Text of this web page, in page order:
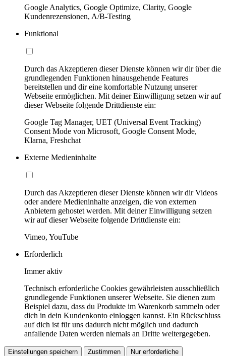
Google Analytics, Google Optimize, Clarity, Google
Kundenrezensionen, A/B-Testing
Funktional
Durch das Akzeptieren dieser Dienste können wir dir über die
grundlegenden Funktionen hinausgehende Features
bereitstellen und dir eine komfortable Nutzung unserer
Webseite ermöglichen. Mit deiner Einwilligung setzen wir auf
dieser Webseite folgende Drittdienste ein:
Google Tag Manager, UET (Universal Event Tracking)
Consent Mode von Microsoft, Google Consent Mode,
Klarna, Freshchat
Externe Medieninhalte
Durch das Akzeptieren dieser Dienste können wir dir Videos
oder andere Medieninhalte anzeigen, die von externen
Anbietern gehostet werden. Mit deiner Einwilligung setzen
wir auf dieser Webseite folgende Drittdienste ein:
Vimeo, YouTube
Erforderlich
Immer aktiv
Technisch erforderliche Cookies gewährleisten ausschließlich
grundlegende Funktionen unserer Webseite. Sie dienen zum
Beispiel dazu, dass du Produkte im Warenkorb sammeln oder
dich in dein Kundenkonto einloggen kannst. Ein Rückschluss
auf dich ist für uns dadurch nicht möglich und dadurch
anfallende Daten werden niemals an Dritte weitergegeben.
Einstellungen speichern Zustimmen Nur erforderliche